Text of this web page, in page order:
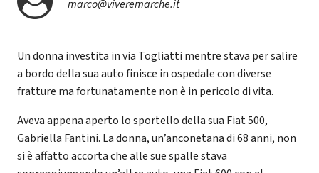
marco@viveremarche.it
Un donna investita in via Togliatti mentre stava per salire
a bordo della sua auto finisce in ospedale con diverse
fratture ma fortunatamente non è in pericolo di vita.
Aveva appena aperto lo sportello della sua Fiat 500,
Gabriella Fantini. La donna, un’anconetana di 68 anni, non
si è affatto accorta che alle sue spalle stava